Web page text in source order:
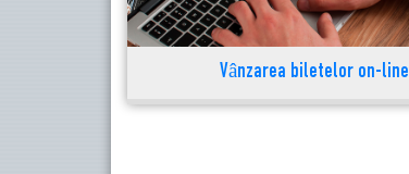
Vânzarea biletelor on-line